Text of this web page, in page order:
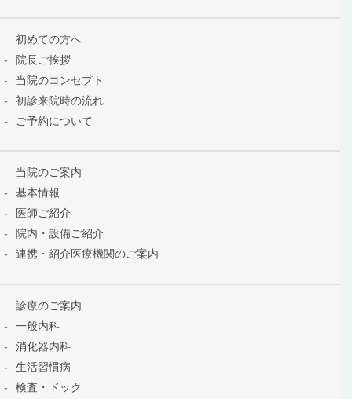
初めての方へ
院長ご挨拶
当院のコンセプト
初診来院時の流れ
ご予約について
当院のご案内
基本情報
医師ご紹介
院内・設備ご紹介
連携・紹介医療機関のご案内
診療のご案内
一般内科
消化器内科
生活習慣病
検査・ドック